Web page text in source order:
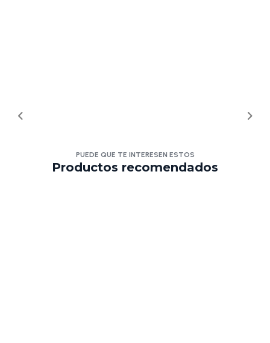
PUEDE QUE TE INTERESEN ESTOS
Productos recomendados